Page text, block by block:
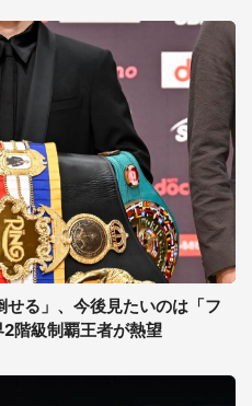
る」、今後見たいのは「フ
階級制覇王者が熱望